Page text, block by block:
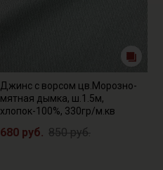
Джинс с ворсом цв.Морозно-
мятная дымка, ш.1.5м,
хлопок-100%, 330гр/м.кв
680 руб. 850 руб.